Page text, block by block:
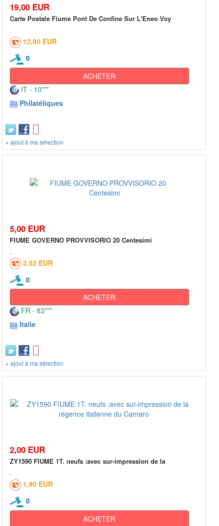
19,00 EUR
Carte Postale Fiume Pont De Confine Sur L'Eneo Voy
12,90 EUR
0
ACHETER
IT - 10***
Philatéliques
+ ajout à ma sélection
5,00 EUR
FIUME GOVERNO PROVVISORIO 20 Centesimi
2,02 EUR
0
ACHETER
FR - 83***
Italie
+ ajout à ma sélection
2,00 EUR
ZY1590 FIUME 1T. neufs :avec sur-impression de la
1,90 EUR
0
ACHETER